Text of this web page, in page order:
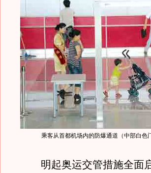
乘客从首都机场内的防爆通道（中部白
明起奥运交管措施全面